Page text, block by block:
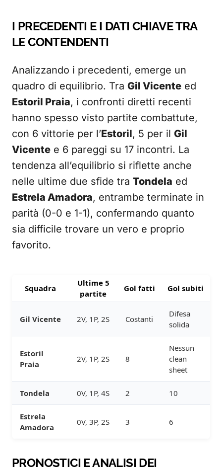
I PRECEDENTI E I DATI CHIAVE TRA
LE CONTENDENTI
Analizzando i precedenti, emerge un
quadro di equilibrio. Tra Gil Vicente ed
Estoril Praia, i confronti diretti recenti
hanno spesso visto partite combattute,
con 6 vittorie per l’Estoril, 5 per il Gil
Vicente e 6 pareggi su 17 incontri. La
tendenza all’equilibrio si riflette anche
nelle ultime due sfide tra Tondela ed
Estrela Amadora, entrambe terminate in
parità (0-0 e 1-1), confermando quanto
sia difficile trovare un vero e proprio
favorito.
Squadra
Ultime 5
partite
Gol fatti Gol subiti
Gil Vicente 2V, 1P, 2S Costanti
Difesa
solida
Estoril
Praia
2V, 1P, 2S 8
Nessun
clean
sheet
Tondela 0V, 1P, 4S 2 10
Estrela
Amadora
0V, 3P, 2S 3 6
PRONOSTICI E ANALISI DEI